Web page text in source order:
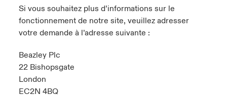
Si vous souhaitez plus d’informations sur le
fonctionnement de notre site, veuillez adresser
votre demande à l’adresse suivante :
Beazley Plc
22 Bishopsgate
London
EC2N 4BQ